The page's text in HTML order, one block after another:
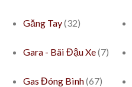
Găng Tay(32)
Gara - Bãi Đậu Xe(7)
Gas Đóng Bình(67)